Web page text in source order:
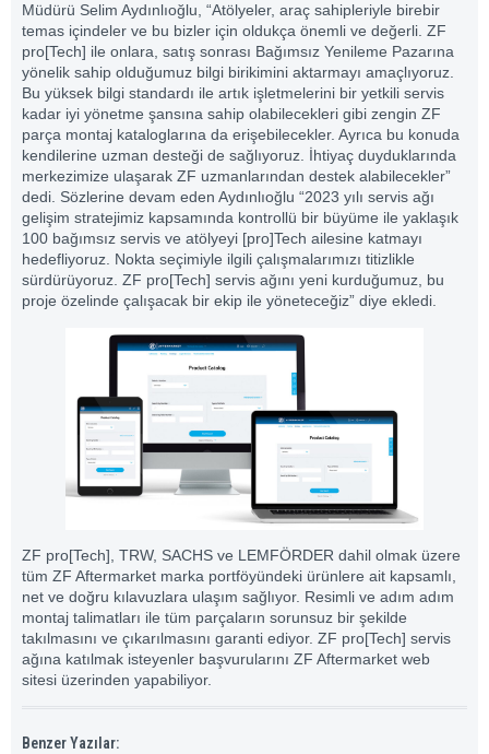
Müdürü Selim Aydınlıoğlu, “Atölyeler, araç sahipleriyle birebir
temas içindeler ve bu bizler için oldukça önemli ve değerli. ZF
pro[Tech] ile onlara, satış sonrası Bağımsız Yenileme Pazarına
yönelik sahip olduğumuz bilgi birikimini aktarmayı amaçlıyoruz.
Bu yüksek bilgi standardı ile artık işletmelerini bir yetkili servis
kadar iyi yönetme şansına sahip olabilecekleri gibi zengin ZF
parça montaj kataloglarına da erişebilecekler. Ayrıca bu konuda
kendilerine uzman desteği de sağlıyoruz. İhtiyaç duyduklarında
merkezimize ulaşarak ZF uzmanlarından destek alabilecekler”
dedi. Sözlerine devam eden Aydınlıoğlu “2023 yılı servis ağı
gelişim stratejimiz kapsamında kontrollü bir büyüme ile yaklaşık
100 bağımsız servis ve atölyeyi [pro]Tech ailesine katmayı
hedefliyoruz. Nokta seçimiyle ilgili çalışmalarımızı titizlikle
sürdürüyoruz. ZF pro[Tech] servis ağını yeni kurduğumuz, bu
proje özelinde çalışacak bir ekip ile yöneteceğiz” diye ekledi.
ZF pro[Tech], TRW, SACHS ve LEMFÖRDER dahil olmak üzere
tüm ZF Aftermarket marka portföyündeki ürünlere ait kapsamlı,
net ve doğru kılavuzlara ulaşım sağlıyor. Resimli ve adım adım
montaj talimatları ile tüm parçaların sorunsuz bir şekilde
takılmasını ve çıkarılmasını garanti ediyor. ZF pro[Tech] servis
ağına katılmak isteyenler başvurularını ZF Aftermarket web
sitesi üzerinden yapabiliyor.
Benzer Yazılar: